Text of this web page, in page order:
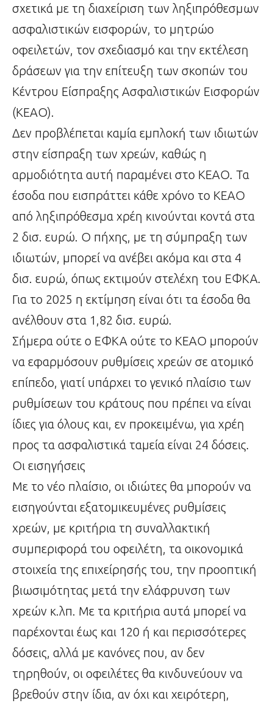
σχετικά με τη διαχείριση των ληξιπρόθεσμων
ασφαλιστικών εισφορών, το μητρώο
οφειλετών, τον σχεδιασμό και την εκτέλεση
δράσεων για την επίτευξη των σκοπών του
Κέντρου Είσπραξης Ασφαλιστικών Εισφορών
(ΚΕΑΟ).
Δεν προβλέπεται καμία εμπλοκή των ιδιωτών
στην είσπραξη των χρεών, καθώς η
αρμοδιότητα αυτή παραμένει στο ΚΕΑΟ. Τα
έσοδα που εισπράττει κάθε χρόνο το ΚΕΑΟ
από ληξιπρόθεσμα χρέη κινούνται κοντά στα
2 δισ. ευρώ. Ο πήχης, με τη σύμπραξη των
ιδιωτών, μπορεί να ανέβει ακόμα και στα 4
δισ. ευρώ, όπως εκτιμούν στελέχη του ΕΦΚΑ.
Για το 2025 η εκτίμηση είναι ότι τα έσοδα θα
ανέλθουν στα 1,82 δισ. ευρώ.
Σήμερα ούτε ο ΕΦΚΑ ούτε το ΚΕΑΟ μπορούν
να εφαρμόσουν ρυθμίσεις χρεών σε ατομικό
επίπεδο, γιατί υπάρχει το γενικό πλαίσιο των
ρυθμίσεων του κράτους που πρέπει να είναι
ίδιες για όλους και, εν προκειμένω, για χρέη
προς τα ασφαλιστικά ταμεία είναι 24 δόσεις.
Οι εισηγήσεις
Με το νέο πλαίσιο, οι ιδιώτες θα μπορούν να
εισηγούνται εξατομικευμένες ρυθμίσεις
χρεών, με κριτήρια τη συναλλακτική
συμπεριφορά του οφειλέτη, τα οικονομικά
στοιχεία της επιχείρησής του, την προοπτική
βιωσιμότητας μετά την ελάφρυνση των
χρεών κ.λπ. Με τα κριτήρια αυτά μπορεί να
παρέχονται έως και 120 ή και περισσότερες
δόσεις, αλλά με κανόνες που, αν δεν
τηρηθούν, οι οφειλέτες θα κινδυνεύουν να
βρεθούν στην ίδια, αν όχι και χειρότερη,